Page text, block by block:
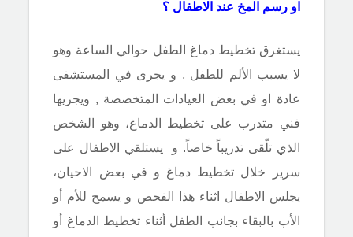
او رسم المخ عند الاطفال ؟
يستغرق تخطيط دماغ الطفل حوالي الساعة وهو
لا يسبب الألم للطفل , و يجرى في المستشفى
عادة او في بعض العيادات المتخصصة , ويجريها
فني متدرب على تخطيط الدماغ، وهو الشخص
الذي تلّقى تدريباً خاصاً. و يستلقي الاطفال على
سرير خلال تخطيط دماغ و في بعض الاحيان،
يجلس الاطفال اثناء هذا الفحص و يسمح للأم أو
الأب بالبقاء بجانب الطفل أثناء تخطيط الدماغ أو